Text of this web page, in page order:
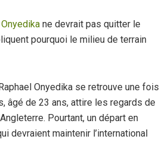
ne devrait pas quitter le
pourquoi le milieu de terrain
Onyedika se retrouve une fois
âgé de 23 ans, attire les regards de
Pourtant, un départ en
devraient maintenir l’international